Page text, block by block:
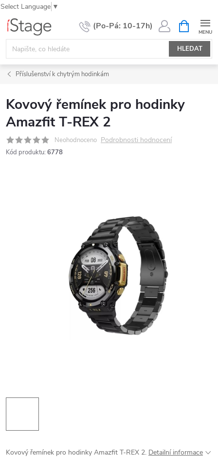
Select Language ▼
Přejít
obsah
HLEDAT
NÁKUPNÍ
KOŠÍK
Příslušenství k chytrým hodinkám
Kovový řemínek pro hodinky
Amazfit T-REX 2
Neohodnoceno Podrobnosti hodnocení
Kód produktu: 6778
Kovový řemínek pro hodinky Amazfit T-REX 2. Detailní informace